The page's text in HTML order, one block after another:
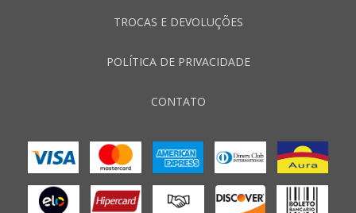
TROCAS E DEVOLUÇÕES
POLÍTICA DE PRIVACIDADE
CONTATO